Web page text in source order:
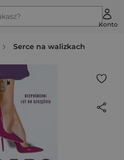
Konto
Serce na walizkach